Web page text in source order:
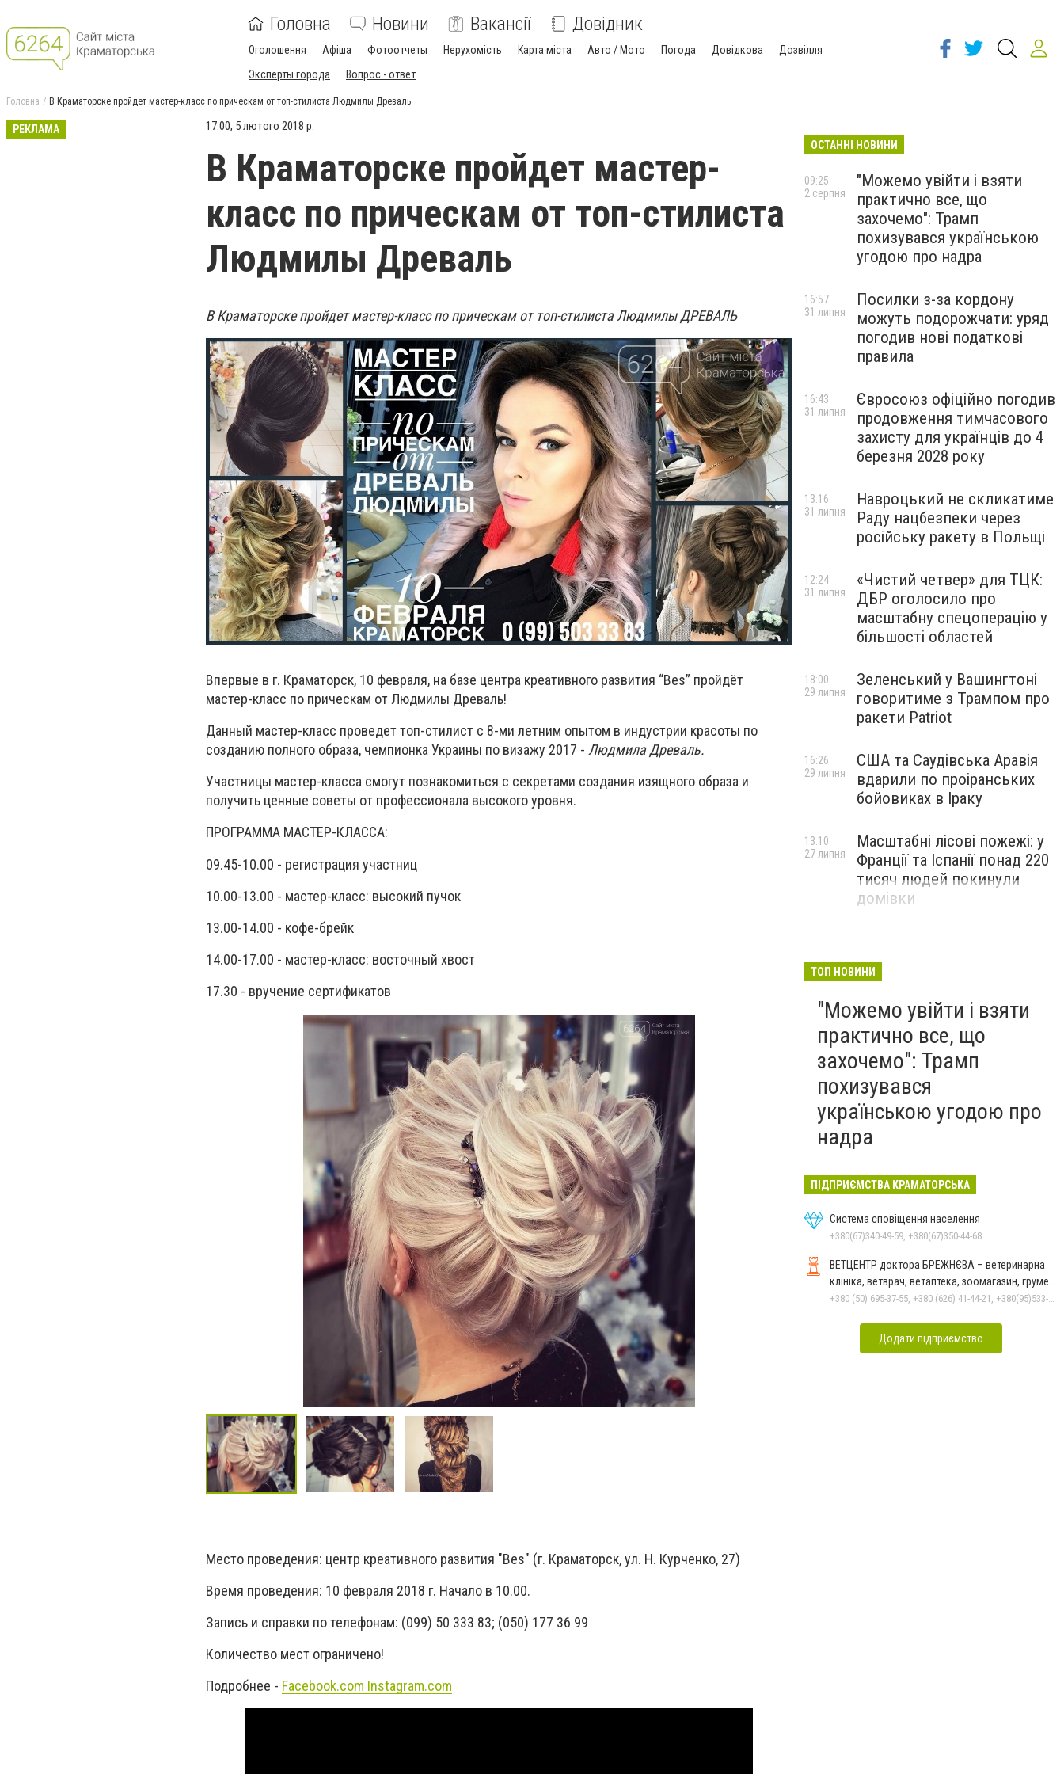
Головна Новини Вакансії Довідник
Оголошення Афіша Фотоотчеты Нерухомість Карта міста Авто / Мото Погода Довідкова
Дозвілля
Эксперты города
Вопрос - ответ
Головна В Краматорске пройдет мастер-класс по прическам от топ-стилиста Людмилы Древаль
РЕКЛАМА 17:00, 5 лютого 2018 р.
В Краматорске пройдет мастер-
класс по прическам от топ-стилиста
Людмилы Древаль
В Краматорске пройдет мастер-класс по прическам от топ-стилиста Людмилы ДРЕВАЛЬ
Впервые в г. Краматорск, 10 февраля, на базе центра креативного развития “Bes” пройдёт
мастер-класс по прическам от Людмилы Древаль!
Данный мастер-класс проведет топ-стилист с 8-ми летним опытом в индустрии красоты по
созданию полного образа, чемпионка Украины по визажу 2017 - Людмила Древаль.
Участницы мастер-класса смогут познакомиться с секретами создания изящного образа и
получить ценные советы от профессионала высокого уровня.
ПРОГРАММА МАСТЕР-КЛАССА:
09.45-10.00 - регистрация участниц
10.00-13.00 - мастер-класс: высокий пучок
13.00-14.00 - кофе-брейк
14.00-17.00 - мастер-класс: восточный хвост
17.30 - вручение сертификатов
Место проведения: центр креативного развития "Bes" (г. Краматорск, ул. Н. Курченко, 27)
Время проведения: 10 февраля 2018 г. Начало в 10.00.
Запись и справки по телефонам: (099) 50 333 83; (050) 177 36 99
Количество мест ограничено!
Подробнее - Facebook.com Instagram.com
ОСТАННІ НОВИНИ
"Можемо увійти і взяти
практично все, що
захочемо": Трамп
похизувався українською
угодою про надра
09:25
2 серпня
Посилки з-за кордону
можуть подорожчати: уряд
погодив нові податкові
правила
16:57
31 липня
Євросоюз офіційно погодив
продовження тимчасового
захисту для українців до 4
березня 2028 року
16:43
31 липня
Навроцький не скликатиме
Раду нацбезпеки через
російську ракету в Польщі
13:16
31 липня
«Чистий четвер» для ТЦК:
ДБР оголосило про
масштабну спецоперацію у
більшості областей
12:24
31 липня
Зеленський у Вашингтоні
говоритиме з Трампом про
ракети Patriot
18:00
29 липня
США та Саудівська Аравія
вдарили по проіранських
бойовиках в Іраку
16:26
29 липня
Масштабні лісові пожежі: у
Франції та Іспанії понад 220
тисяч людей покинули
домівки
13:10
27 липня
ТОП НОВИНИ
"Можемо увійти і взяти
практично все, що
захочемо": Трамп
похизувався
українською угодою про
надра
ПІДПРИЄМСТВА КРАМАТОРСЬКА
Система сповіщення населення
+380(67)340-49-59, +380(67)350-44-68
ВЕТЦЕНТР доктора БРЕЖНЄВА – ветеринарна
клініка, ветврач, ветаптека, зоомагазин, грумер,
стрижки.
+380 (50) 695-37-55, +380 (626) 41-44-21, +380(95)533-90-03
Додати підприємство